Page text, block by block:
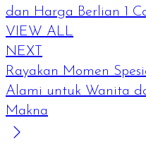
dan Harga Berlian 1
VIEW ALL
NEXT
Rayakan Momen
Alami untuk Wanita
Makna